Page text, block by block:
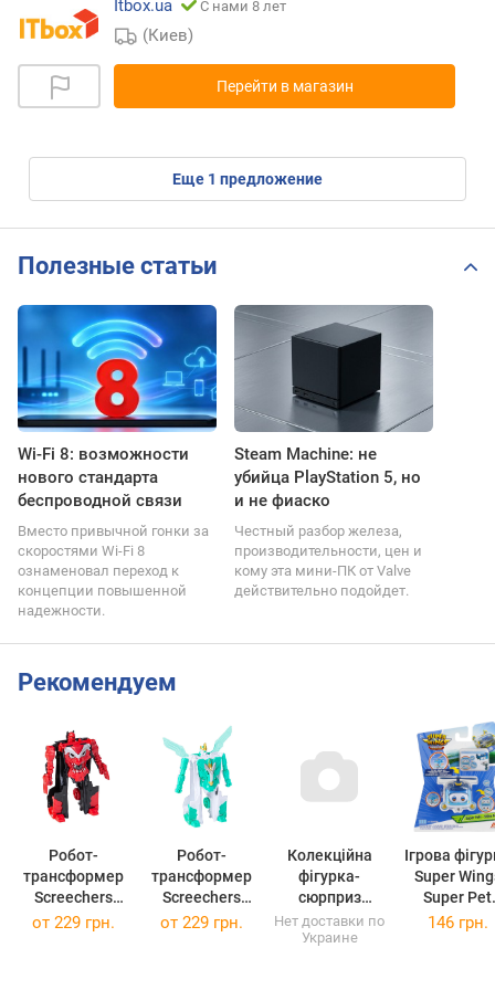
Itbox.ua С нами 8 лет
(Киев)
Перейти в магазин
eще 1 предложение
Полезные статьи
Wi-Fi 8: возможности
нового стандарта
беспроводной связи
Вместо привычной гонки за
скоростями Wi-Fi 8
ознаменовал переход к
концепции повышенной
надежности.
Steam Machine: не
убийца PlayStation 5, но
и не фиаско
Честный разбор железа,
производительности, цен и
кому эта мини-ПК от Valve
действительно подойдет.
Рекомендуем
Робот-
трансформер
Screechers
Wild! S5 –
Робот-
трансформер
Screechers
Wild! S5 – Стар
Колекційна
фігурка-
сюрприз
#sbabam
Кошенята
Ігрова
Super
Super Pet
Шайн
от 229 грн. от 229 грн.
Нет доставки по
Украине
146 грн.